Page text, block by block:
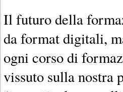
Il futuro della
da format digitali,
ogni corso di
vissuto sulla nostra